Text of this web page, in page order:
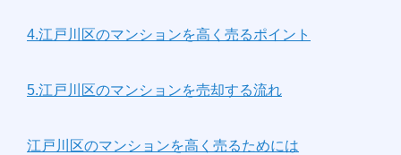
4.江戸川区のマンションを高く売るポイント
5.江戸川区のマンションを売却する流れ
江戸川区のマンションを高く売るためには